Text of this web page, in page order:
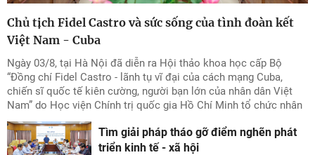
Chủ tịch Fidel Castro và sức sống của tình đoàn kết
Việt Nam - Cuba
Ngày 03/8, tại Hà Nội đã diễn ra Hội thảo khoa học cấp Bộ
“Đồng chí Fidel Castro - lãnh tụ vĩ đại của cách mạng Cuba,
chiến sĩ quốc tế kiên cường, người bạn lớn của nhân dân Việt
Nam” do Học viện Chính trị quốc gia Hồ Chí Minh tổ chức nhân
kỷ niệm 100 năm ngày sinh Chủ tịch Fidel Castro Ruz
(13/8/1926 - 13/8/2026). Lãnh đạo Hội hữu nghị Việt Nam -
Cuba đã tham dự và phát biểu tham luận tại Hội thảo.
Tìm giải pháp tháo gỡ điểm nghẽn phát
triển kinh tế - xã hội